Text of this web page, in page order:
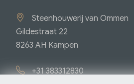
Steenhouwerij van Ommen
Gildestraat 22
8263 AH Kampen
+31 383312830